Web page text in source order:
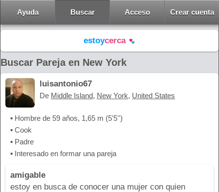
Ayuda Buscar Acceso Crear cuenta
estoycerca
Buscar Pareja en New York
luisantonio67
De Middle Island, New York, United States
▪ Hombre de 59 años, 1,65 m (5'5'')
▪ Cook
▪ Padre
▪ Interesado en formar una pareja
amigable
estoy en busca de conocer una mujer con quien